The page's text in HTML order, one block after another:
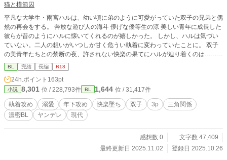
蒼(かぐら あおい)【アルファ】 冷静沈着、文武完璧な「絶対
王者」。本能を理性で制御するタイプ。今世に前世の記憶は
ない——はずなのに、なぜか樹にだけ、底の見えない執着を
向ける。その完璧な笑顔の裏に、何を隠しているのか。 ・神
楽 燈(かぐら あかり)【アルファ】 兄より本能が強く、身体能
力に優れた野生派。兄を敬愛し、当初は樹を「兄に近づく
虫」と敵視するが、樹の予測不能な言動に翻弄されるうち、
目が離せなくなっていく。素直になれない、警戒心MAXの番
犬系ツンデレ。 年齢差は蒼(18)・樹(17)・燈(16)です(※前世
時点)
猫と模範囚
平凡な大学生・雨宮ハルは、幼い頃に弟のように可愛がっていた双子の兄弟と偶
然の再会をする。 奔放な遊び人の海斗 儚げな優等生の涼 美しい青年に成長した
彼らが昔のようにハルに懐いてくれるのが嬉しかった。 しかし、ハルは気づい
ていない。二人の想いがいつしか甘く危うい執着に変わっていたことに。 双子
の美青年たちとの禁断の夜、許されない快楽の果てにハルが辿り着くのは……
※攻め二人(双子)、受け一人のベッドシーンがあります。
BL 完結 長編 R18
24h.ポイント 163pt
小説 8,301 位 / 228,793件 BL 1,644 位 / 31,417件
執着攻め 溺愛 年下攻め 快楽墜ち 双子 3p
三角関係
濃密BL
ヤンデレ 現代
感想数 0
文字数 47,409
最終更新日 2025.11.02
登録日 2025.10.26